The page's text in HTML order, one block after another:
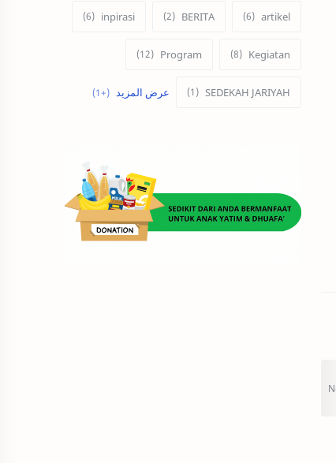
artikel
BERITA
inpirasi
Kegiatan
Program
SEDEKAH JARIYAH
ZAKAT